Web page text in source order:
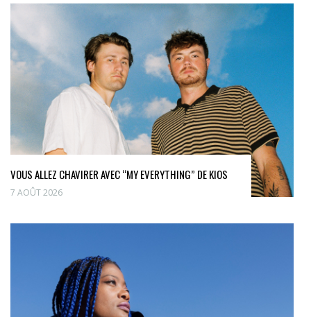
VOUS ALLEZ CHAVIRER AVEC “MY EVERYTHING” DE KIOS
7 AOÛT 2026